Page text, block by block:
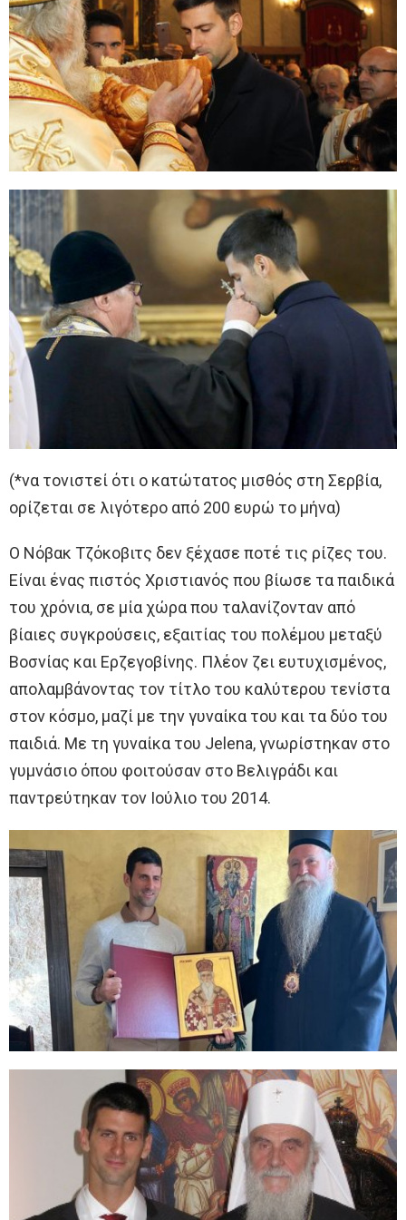
(*να τονιστεί ότι ο κατώτατος μισθός στη Σερβία,
ορίζεται σε λιγότερο από 200 ευρώ το μήνα)
Ο Νόβακ Τζόκοβιτς δεν ξέχασε ποτέ τις ρίζες του.
Είναι ένας πιστός Χριστιανός που βίωσε τα παιδικά
του χρόνια, σε μία χώρα που ταλανίζονταν από
βίαιες συγκρούσεις, εξαιτίας του πολέμου μεταξύ
Βοσνίας και Ερζεγοβίνης. Πλέον ζει ευτυχισμένος,
απολαμβάνοντας τον τίτλο του καλύτερου τενίστα
στον κόσμο, μαζί με την γυναίκα του και τα δύο του
παιδιά. Με τη γυναίκα του Jelena, γνωρίστηκαν στο
γυμνάσιο όπου φοιτούσαν στο Βελιγράδι και
παντρεύτηκαν τον Ιούλιο του 2014.